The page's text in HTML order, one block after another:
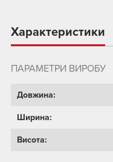
Характеристики
ПАРАМЕТРИ ВИРОБУ
Довжина:
Ширина:
Висота: